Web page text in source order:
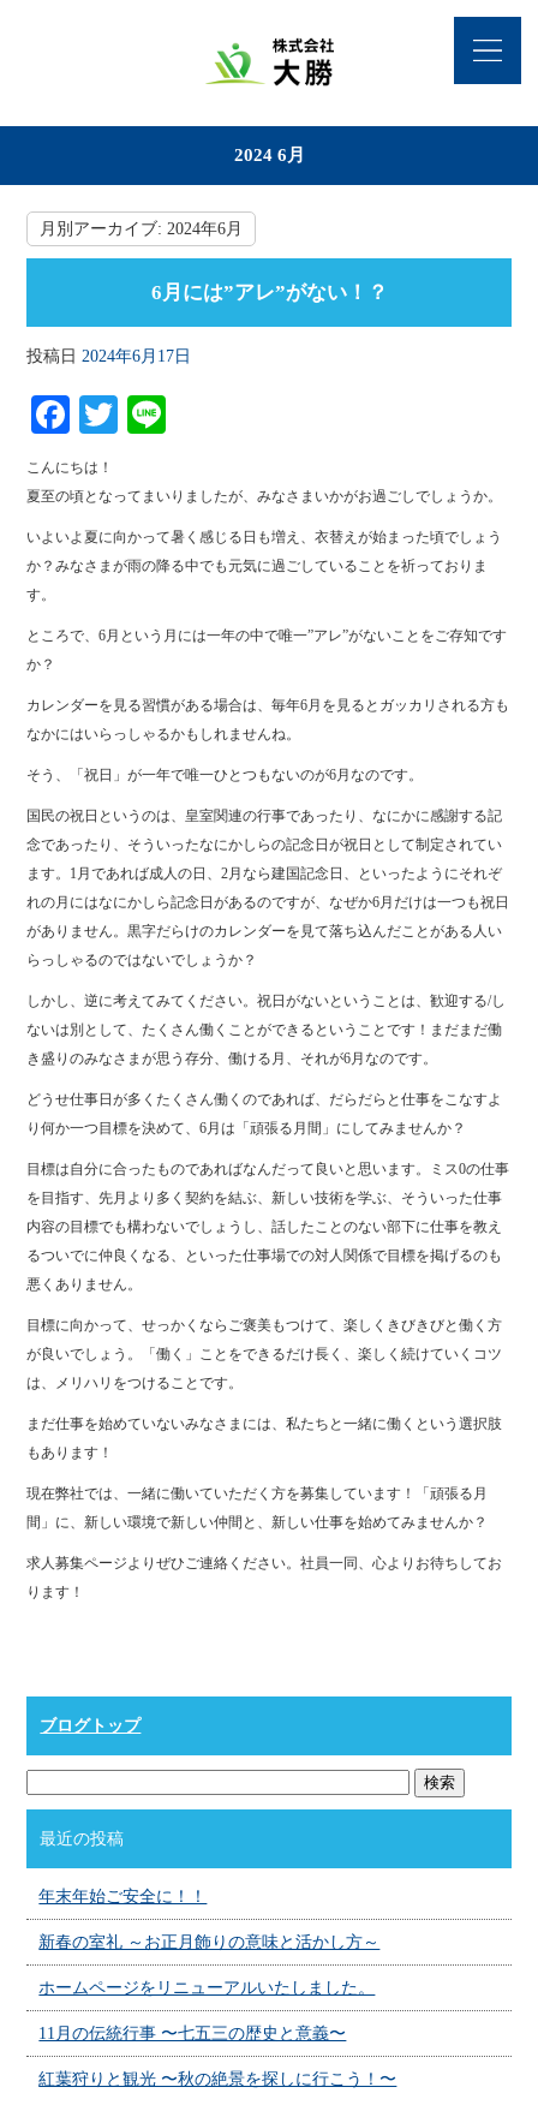
2024 6月
月別アーカイブ:2024年6月
6月には”アレ”がない！？
投稿日 2024年6月17日
Fa
ce
bo
ok
T
tte
r
こんにちは！
夏至の頃となってまいりましたが、みなさまいかがお過ごしでしょうか。
いよいよ夏に向かって暑く感じる日も増え、衣替えが始まった頃でしょう
か？みなさまが雨の降る中でも元気に過ごしていることを祈っておりま
す。
ところで、6月という月には一年の中で唯一”アレ”がないことをご存知です
か？
カレンダーを見る習慣がある場合は、毎年6月を見るとガッカリされる方も
なかにはいらっしゃるかもしれませんね。
そう、「祝日」が一年で唯一ひとつもないのが6月なのです。
国民の祝日というのは、皇室関連の行事であったり、なにかに感謝する記
念であったり、そういったなにかしらの記念日が祝日として制定されてい
ます。1月であれば成人の日、2月なら建国記念日、といったようにそれぞ
れの月にはなにかしら記念日があるのですが、なぜか6月だけは一つも祝日
がありません。黒字だらけのカレンダーを見て落ち込んだことがある人い
らっしゃるのではないでしょうか？
しかし、逆に考えてみてください。祝日がないということは、歓迎する/し
ないは別として、たくさん働くことができるということです！まだまだ働
き盛りのみなさまが思う存分、働ける月、それが6月なのです。
どうせ仕事日が多くたくさん働くのであれば、だらだらと仕事をこなすよ
り何か一つ目標を決めて、6月は「頑張る月間」にしてみませんか？
目標は自分に合ったものであればなんだって良いと思います。ミス0の仕事
を目指す、先月より多く契約を結ぶ、新しい技術を学ぶ、そういった仕事
内容の目標でも構わないでしょうし、話したことのない部下に仕事を教え
るついでに仲良くなる、といった仕事場での対人関係で目標を掲げるのも
悪くありません。
目標に向かって、せっかくならご褒美もつけて、楽しくきびきびと働く方
が良いでしょう。「働く」ことをできるだけ長く、楽しく続けていくコツ
は、メリハリをつけることです。
まだ仕事を始めていないみなさまには、私たちと一緒に働くという選択肢
もあります！
現在弊社では、一緒に働いていただく方を募集しています！「頑張る月
間」に、新しい環境で新しい仲間と、新しい仕事を始めてみませんか？
求人募集ページよりぜひご連絡ください。社員一同、心よりお待ちしてお
ります！
ブログトップ
最近の投稿
年末年始ご安全に！！
新春の室礼 ～お正月飾りの意味と活かし方～
ホームページをリニューアルいたしました。
11月の伝統行事 〜七五三の歴史と意義〜
紅葉狩りと観光 〜秋の絶景を探しに行こう！〜